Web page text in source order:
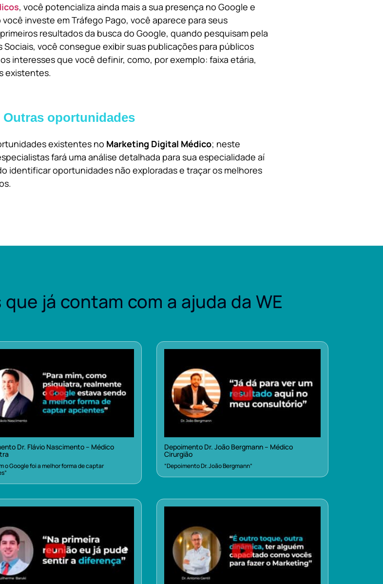
, você potencializa ainda mais a sua presença no Google e
investe em Tráfego Pago, você aparece para seus
resultados da busca do Google, quando pesquisam pela
Sociais, você consegue exibir suas publicações para públicos
interesses que você definir, como, por exemplo: faixa etária,
existentes.
Outras oportunidades
existentes no Marketing Digital Médico; neste
fará uma análise detalhada para sua especialidade aí
identificar oportunidades não exploradas e traçar os melhores
já contam com a ajuda da WE
Dr. Flávio Nascimento – Médico
o Google foi a melhor forma de captar
Depoimento Dr. João Bergmann – Médico
Cirurgião
“Depoimento Dr. João Bergmann”